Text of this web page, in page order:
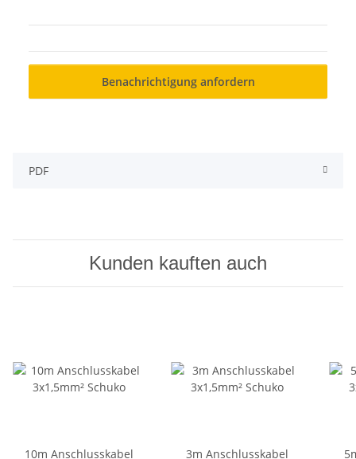
Benachrichtigung anfordern
PDF
Kunden kauften auch
10m Anschlusskabel
3m Anschlusskabel